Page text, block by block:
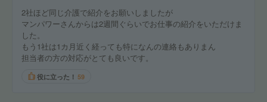
2社ほど同じ介護で紹介をお願いしましたが
マンパワーさんからは2週間ぐらいでお仕事の紹介をいただけま
した。
もう1社は1カ月近く経っても特になんの連絡もありまん
担当者の方の対応がとても良いです。
役に立った！ 59